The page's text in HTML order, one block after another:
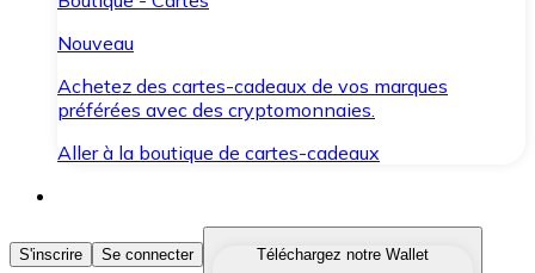
Nouveau
Achetez des cartes-cadeaux de vos marques
préférées avec des cryptomonnaies.
Aller à la boutique de cartes-cadeaux
Acheter des Cryptomonnaies
S'inscrire Se connecter
Téléchargez notre Wallet